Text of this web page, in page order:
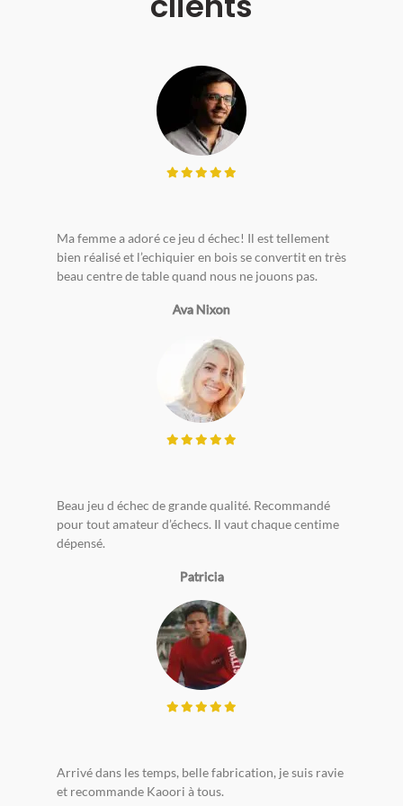
Ma femme a adoré ce jeu d échec! Il est tellement
bien réalisé et l’echiquier en bois se convertit en très
beau centre de table quand nous ne jouons pas.
Ava Nixon
Beau jeu d échec de grande qualité. Recommandé
pour tout amateur d’échecs. Il vaut chaque centime
dépensé.
Patricia
Arrivé dans les temps, belle fabrication, je suis ravie
et recommande Kaoori à tous.